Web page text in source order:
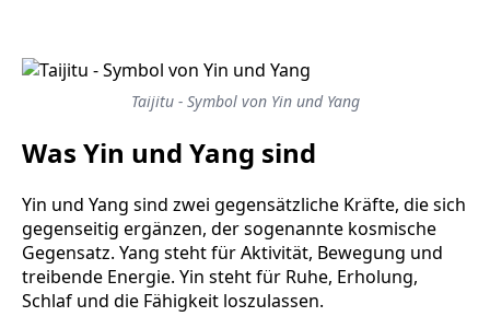
Taijitu - Symbol von Yin und Yang
Was Yin und Yang sind
Yin und Yang sind zwei gegensätzliche Kräfte, die sich
gegenseitig ergänzen, der sogenannte kosmische
Gegensatz. Yang steht für Aktivität, Bewegung und
treibende Energie. Yin steht für Ruhe, Erholung,
Schlaf und die Fähigkeit loszulassen.